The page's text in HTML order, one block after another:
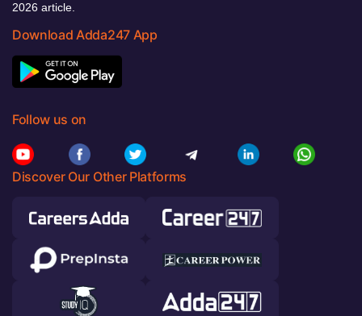
2026 article.
Download Adda247 App
Follow us on
Discover Our Other Platforms